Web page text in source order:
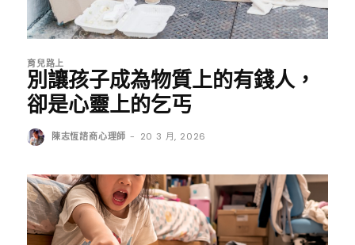
育兒路上
別讓孩子成為物質上的有錢人，
卻是心靈上的乞丐
陳志恆諮商心理師 - 20 3 月, 2026